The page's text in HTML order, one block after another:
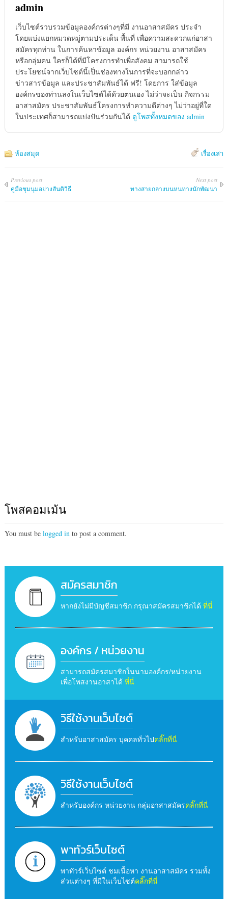
admin
เว็บไซต์รวบรวมข้อมูลองค์กรต่างๆที่มี งานอาสาสมัคร ประจำ
โดยแบ่งแยกหมวดหมู่ตามประเด็น พื้นที่ เพื่อความสะดวกแก่อาสา
สมัครทุกท่าน ในการค้นหาข้อมูล องค์กร หน่วยงาน อาสาสมัคร
หรือกลุ่มคน ใครก็ได้ที่มีโครงการทำเพื่อสังคม สามารถใช้
ประโยชน์จากเว็บไซต์นี้เป็นช่องทางในการที่จะบอกกล่าว
ข่าวสารข้อมูล และประชาสัมพันธ์ได้ ฟรี! โดยการ ใส่ข้อมูล
องค์กรของท่านลงในเว็บไซต์ได้ด้วยตนเอง ไม่ว่าจะเป็น กิจกรรม
อาสาสมัคร ประชาสัมพันธ์โครงการทำความดีต่างๆ ไม่ว่าอยู่ที่ใด
ในประเทศก็สามารถแบ่งปันร่วมกันได้ ดูโพสทั้งหมดของ admin
เรื่องเล่า
ห้องสมุด
Previous post
คู่มือชุมนุมอย่างสันติวิธี
Next post
ทางสายกลางบนหนทางนักพัฒนา
โพสคอมเม้น
You must be logged into post a comment.
สมัครสมาชิก
หากยังไม่มีบัญชีสมาชิก กรุณาสมัครสมาชิกได้ ที่นี่
องค์กร / หน่วยงาน
สามารถสมัครสมาชิกในนามองค์กร/หน่วยงาน
เพื่อโพสงานอาสาได้ ที่นี่
วิธีใช้งานเว็บไซต์
สำหรับอาสาสมัคร บุคคลทั่วไปคลิ๊กที่นี่
วิธีใช้งานเว็บไซต์
สำหรับองค์กร หน่วยงาน กลุ่มอาสาสมัครคลิ๊กที่นี่
พาทัวร์เว็บไซต์
พาทัวร์เว็บไซต์ ชมเนื้อหา งานอาสาสมัคร รวมทั้ง
ส่วนต่างๆ ที่มีในเว็บไซต์คลิ๊กที่นี่